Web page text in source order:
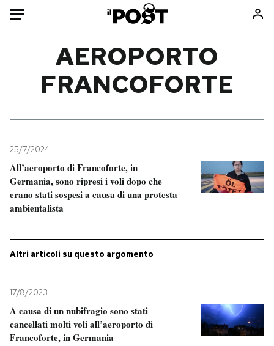
HOME
Mondo
Tecnologia
Internet
Scienza
Cultura
Libri
Ok Boomer!
Media
PODCAST
NEWSLETTER
AEROPORTO
FRANCOFORTE
25/7/2024
All’aeroporto di Francoforte, in
Germania, sono ripresi i voli dopo che
erano stati sospesi a causa di una protesta
ambientalista
Altri articoli su questo argomento
17/8/2023
A causa di un nubifragio sono stati
cancellati molti voli all’aeroporto di
Francoforte, in Germania